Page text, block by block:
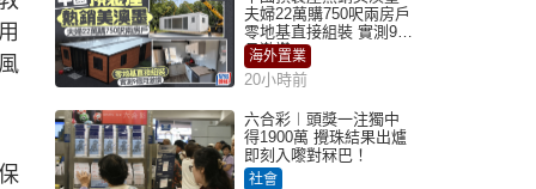
夫婦22萬購750呎兩房戶
零地基直接組裝 實測9個
月激讚
海外置業
20小時前
六合彩︱頭獎一注獨中
得1900萬 攪珠結果出爐
即刻入嚟對冧巴！
社會